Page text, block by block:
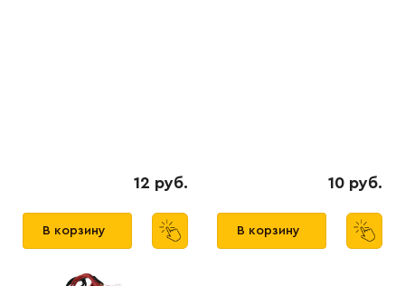
12 руб.
В корзину
10 руб.
В корзину